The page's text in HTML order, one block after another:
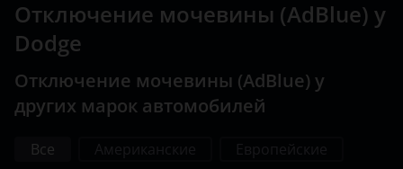
Отключение мочевины (AdBlue) у
Dodge
Отключение мочевины (AdBlue) у
других марок автомобилей
Все